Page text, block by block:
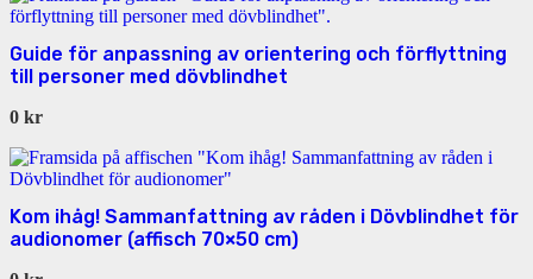
Guide för anpassning av orientering och förflyttning
till personer med dövblindhet
0 kr
Kom ihåg! Sammanfattning av råden i Dövblindhet för
audionomer (affisch 70×50 cm)